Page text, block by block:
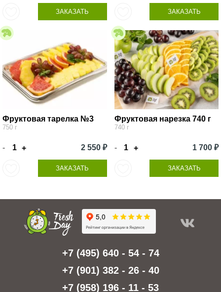
ЗАКАЗАТЬ ЗАКАЗАТЬ
Фруктовая тарелка №3
750 г
- + 2 550 ₽
ЗАКАЗАТЬ
Фруктовая нарезка 740 г
740 г
- + 1 700 ₽
ЗАКАЗАТЬ
+7 (495) 640 - 54 - 74
+7 (901) 382 - 26 - 40
+7 (958) 196 - 11 - 53